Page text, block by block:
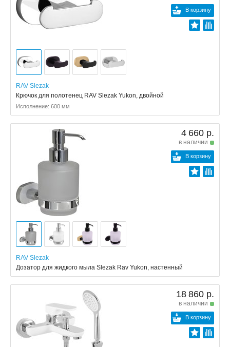
В корзину
RAV Slezak
Крючок для полотенец RAV Slezak Yukon, двойной
Исполнение: 600 мм
4 660 р.
в наличии
В корзину
RAV Slezak
Дозатор для жидкого мыла Slezak Rav Yukon, настенный
18 860 р.
в наличии
В корзину